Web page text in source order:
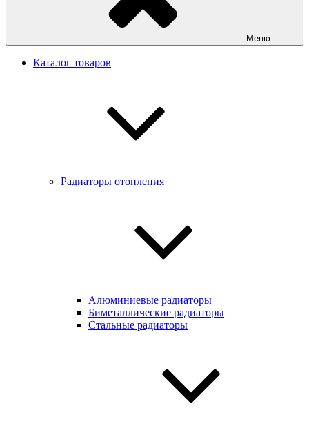
Меню
Каталог товаров
Радиаторы отопления
Алюминиевые радиаторы
Биметаллические радиаторы
Стальные радиаторы